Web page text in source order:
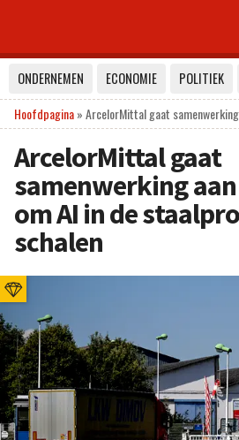
ONDERNEMEN ECONOMIE POLITIEK
Hoofdpagina»ArcelorMittal gaat
ArcelorMittal gaat
samenwerking aan
om AI in de
schalen